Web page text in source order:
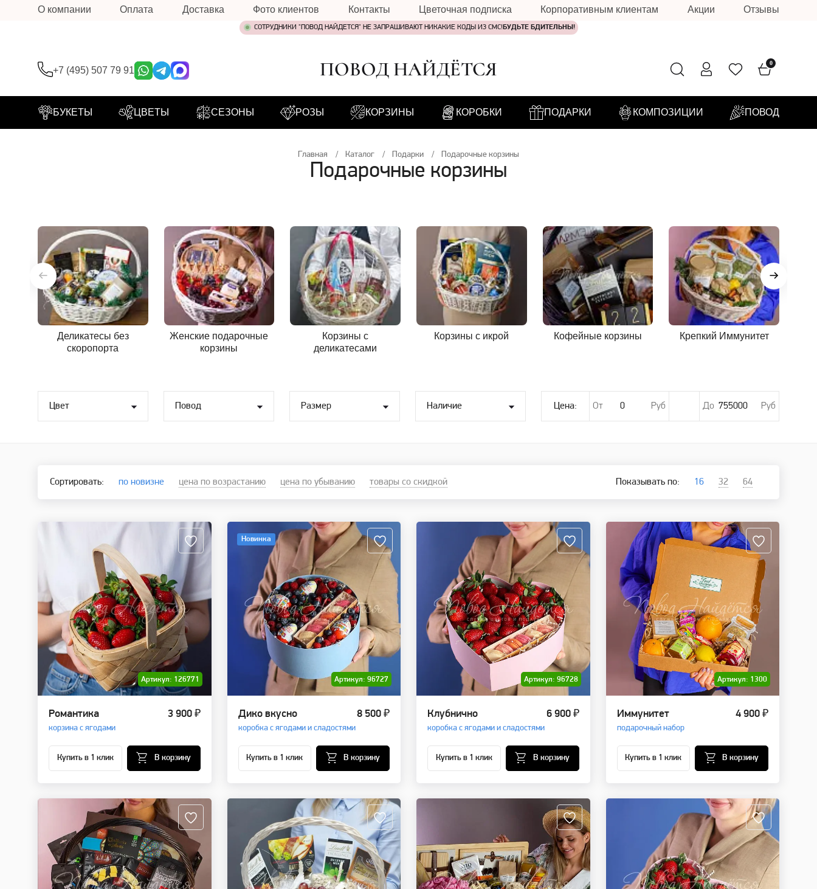
О компании Оплата Доставка Фото клиентов Контакты Цветочная подписка Корпоративным клиентам Акции Отзывы
СОТРУДНИКИ "ПОВОД НАЙДЕТСЯ" НЕ ЗАПРАШИВАЮТ НИКАКИЕ КОДЫ ИЗ СМС! БУДЬТЕ БДИТЕЛЬНЫ!
+7 (495) 507 79 91 ПОВОД НАЙДЁТСЯ 0
БУКЕТЫ ЦВЕТЫ СЕЗОНЫ РОЗЫ КОРЗИНЫ КОРОБКИ ПОДАРКИ КОМПОЗИЦИИ ПОВОД
Главная Каталог Подарки Подарочные корзины
Подарочные корзины
Деликатесы без
скоропорта
Женские подарочные
корзины
Корзины с
деликатесами
Корзины с икрой Кофейные корзины Крепкий Иммунитет
Цвет Повод Размер Наличие Цена: От Руб До Руб
Сортировать: по новизне цена по возрастанию цена по убыванию товары со скидкой Показывать по: 16 32 64
Артикул: 126771
Романтика
корзина с ягодами
3 900 ₽
Купить в 1 клик В корзину
Новинка
Артикул: 96727
Дико вкусно
коробка с ягодами и сладостями
8 500 ₽
Купить в 1 клик В корзину
Артикул: 96728
Клубнично
коробка с ягодами и сладостями
6 900 ₽
Купить в 1 клик В корзину
Артикул: 1300
Иммунитет
подарочный набор
4 900 ₽
Купить в 1 клик В корзину